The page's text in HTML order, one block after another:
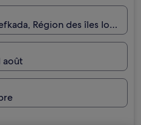
Région des îles
août